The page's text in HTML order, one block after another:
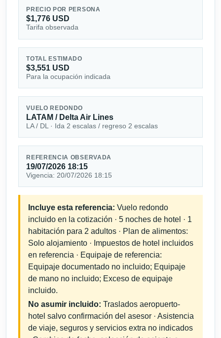
PRECIO POR PERSONA
$1,776 USD
Tarifa observada
TOTAL ESTIMADO
$3,551 USD
Para la ocupación indicada
VUELO REDONDO
LATAM / Delta Air Lines
LA / DL · Ida 2 escalas / regreso 2 escalas
REFERENCIA OBSERVADA
19/07/2026 18:15
Vigencia: 20/07/2026 18:15
Incluye esta referencia: Vuelo redondo
incluido en la cotización · 5 noches de hotel · 1
habitación para 2 adultos · Plan de alimentos:
Solo alojamiento · Impuestos de hotel incluidos
en referencia · Equipaje de referencia:
Equipaje documentado no incluido; Equipaje
de mano no incluido; Exceso de equipaje
incluido.
No asumir incluido: Traslados aeropuerto-
hotel salvo confirmación del asesor · Asistencia
de viaje, seguros y servicios extra no indicados